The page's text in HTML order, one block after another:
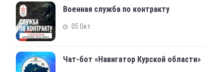
Военная служба по контракту
05 Окт
Чат-бот «Навигатор Курской области»